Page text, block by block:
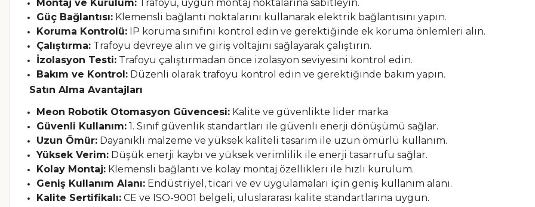
Montaj ve Kurulum: Trafoyu, uygun montaj noktalarına sabitleyin.
Güç Bağlantısı: Klemensli bağlantı noktalarını kullanarak elektrik bağlantısını yapın.
Koruma Kontrolü: IP koruma sınıfını kontrol edin ve gerektiğinde ek koruma önlemleri alın.
Çalıştırma: Trafoyu devreye alın ve giriş voltajını sağlayarak çalıştırın.
İzolasyon Testi: Trafoyu çalıştırmadan önce izolasyon seviyesini kontrol edin.
Bakım ve Kontrol: Düzenli olarak trafoyu kontrol edin ve gerektiğinde bakım yapın.
Satın Alma Avantajları
Meon Robotik Otomasyon Güvencesi: Kalite ve güvenlikte lider marka
Güvenli Kullanım: 1. Sınıf güvenlik standartları ile güvenli enerji dönüşümü sağlar.
Uzun Ömür: Dayanıklı malzeme ve yüksek kaliteli tasarım ile uzun ömürlü kullanım.
Yüksek Verim: Düşük enerji kaybı ve yüksek verimlilik ile enerji tasarrufu sağlar.
Kolay Montaj: Klemensli bağlantı ve kolay montaj özellikleri ile hızlı kurulum.
Geniş Kullanım Alanı: Endüstriyel, ticari ve ev uygulamaları için geniş kullanım alanı.
Kalite Sertifikalı: CE ve ISO-9001 belgeli, uluslararası kalite standartlarına uygun.